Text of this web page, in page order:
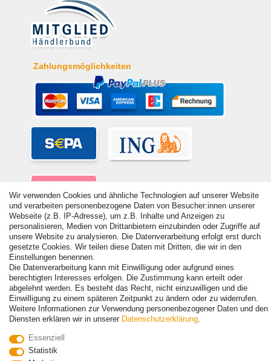
Zahlungsmöglichkeiten
© Copyright 2026 | Alle Rechte vorbehalten. - Alle Rechte vorbehalten.
Preisangaben inkl. gesetzl. 19% MwSt. | Grundpreise siehe Artikeldetail | *Gilt für
Lieferungen nach Deutschland!
Vertrag widerrufen Kontakt
Wir verwenden Cookies und ähnliche Technologien auf unserer Website
und verarbeiten personenbezogene Daten von Besucher:innen unserer
Webseite (z.B. IP-Adresse), um z.B. Inhalte und Anzeigen zu
personalisieren, Medien von Drittanbietern einzubinden oder Zugriffe auf
unsere Website zu analysieren. Die Datenverarbeitung erfolgt erst durch
gesetzte Cookies. Wir teilen diese Daten mit Dritten, die wir in den
Einstellungen benennen.
Die Datenverarbeitung kann mit Einwilligung oder aufgrund eines
berechtigten Interesses erfolgen. Die Zustimmung kann erteilt oder
abgelehnt werden. Es besteht das Recht, nicht einzuwilligen und die
Einwilligung zu einem späteren Zeitpunkt zu ändern oder zu widerrufen.
Weitere Informationen zur Verwendung personenbezogener Daten und den
Diensten erklären wir in unserer Daten­schutz­erklärung.
Essenziell
Statistik